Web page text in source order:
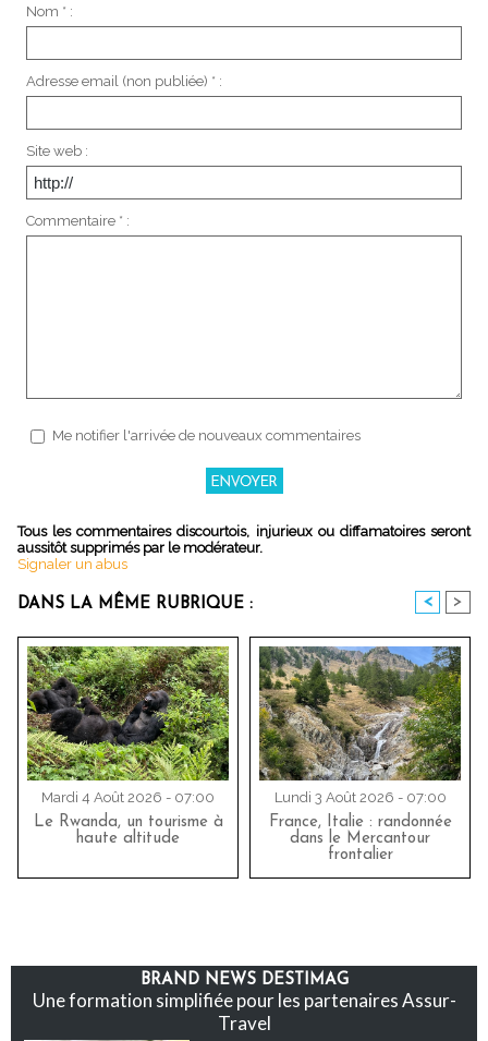
Nom * :
Adresse email (non publiée) * :
Site web :
Commentaire * :
Me notifier l'arrivée de nouveaux commentaires
Tous les commentaires discourtois, injurieux ou diffamatoires seront
aussitôt supprimés par le modérateur.
Signaler un abus
DANS LA MÊME RUBRIQUE : < >
Mardi 4 Août 2026 - 07:00
Le Rwanda, un tourisme à
haute altitude
Lundi 3 Août 2026 - 07:00
France, Italie : randonnée
dans le Mercantour
frontalier
BRAND NEWS DESTIMAG
Une formation simplifiée pour les partenaires Assur-
Travel